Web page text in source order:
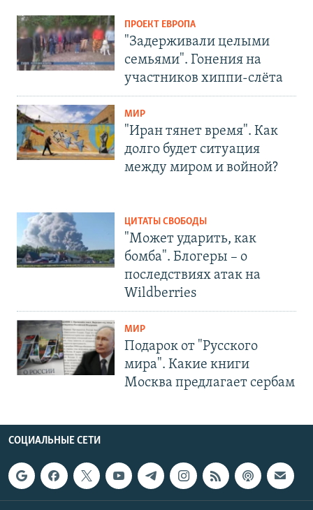
ПРОЕКТ ЕВРОПА
"Задерживали целыми
семьями". Гонения на
участников хиппи-слёта
МИР
"Иран тянет время". Как
долго будет ситуация
между миром и войной?
ЦИТАТЫ СВОБОДЫ
"Может ударить, как
бомба". Блогеры – о
последствиях атак на
Wildberries
МИР
Подарок от "Русского
мира". Какие книги
Москва предлагает сербам
СОЦИАЛЬНЫЕ СЕТИ